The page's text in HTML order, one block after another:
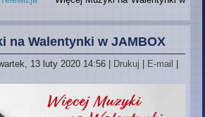
na Walentynki w JAMBOX
13 luty 2020 14:56 Drukuj E-mail